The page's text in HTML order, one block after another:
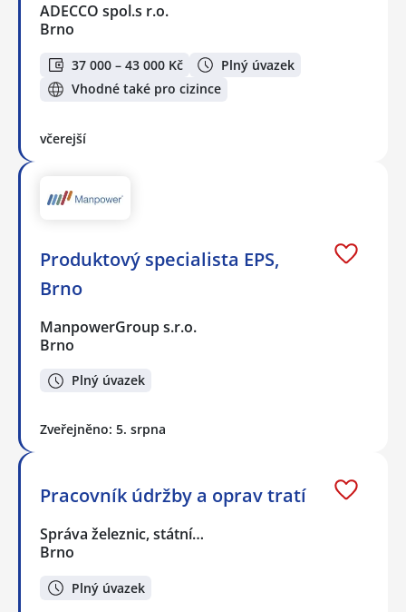
ADECCO spol.s r.o.
Brno
37 000 – 43 000 Kč
Plný úvazek
Vhodné také pro cizince
včerejší
Produktový specialista EPS,
Brno
ManpowerGroup s.r.o.
Brno
Plný úvazek
Zveřejněno: 5. srpna
Pracovník údržby a oprav tratí
Správa železnic, státní…
Brno
Plný úvazek